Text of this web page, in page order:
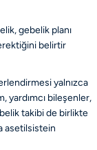
gebelik planı
belirtir
yalnızca
yardımcı bileşenler,
takibi de birlikte
asetilsistein